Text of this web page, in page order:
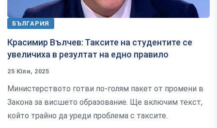
БЪЛГАРИЯ
Красимир Вълчев: Таксите на студентите се
увеличиха в резултат на едно правило
25 Юли, 2025
Министерството готви по-голям пакет от промени в
Закона за висшето образование. Ще включим текст,
който трайно да уреди проблема с таксите.